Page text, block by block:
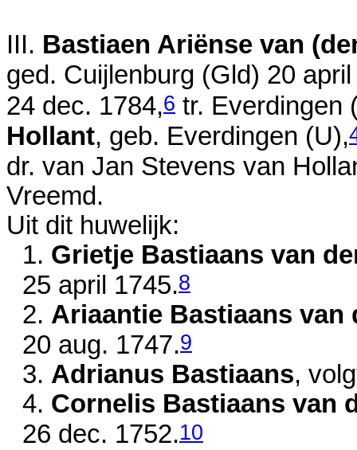
III. Bastiaen Ariënse van
ged. Cuijlenburg (Gld) 20
24 dec. 1784,6 tr. Everdingen
Hollant, geb. Everdingen (U),
dr. van Jan Stevens van
Vreemd.
Uit dit huwelijk:
1. Grietje Bastiaans van
25 april 1745.8
2. Ariaantie Bastiaans van
20 aug. 1747.9
3. Adrianus Bastiaans,
4. Cornelis Bastiaans van
26 dec. 1752.10